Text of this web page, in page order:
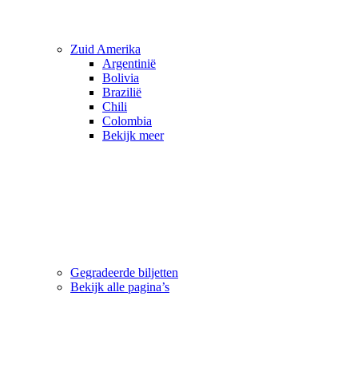
Zuid Amerika
Argentinië
Bolivia
Brazilië
Chili
Colombia
Bekijk meer
Gegradeerde biljetten
Bekijk alle pagina’s